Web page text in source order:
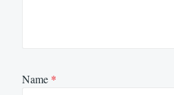
Name *